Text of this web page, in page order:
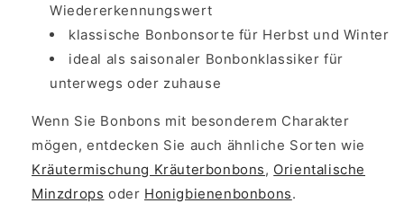
Wiedererkennungswert
klassische Bonbonsorte für Herbst und Winter
ideal als saisonaler Bonbonklassiker für
unterwegs oder zuhause
Wenn Sie Bonbons mit besonderem Charakter
mögen, entdecken Sie auch ähnliche Sorten wie
Kräutermischung Kräuterbonbons, Orientalische
Minzdrops oder Honigbienenbonbons.